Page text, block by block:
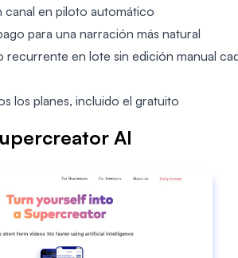
canal en piloto automático
para una narración más natural
en lote sin edición manual
los planes, incluido el gratuito
AI